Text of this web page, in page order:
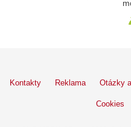
Kontakty Reklama Otázky
Cookies